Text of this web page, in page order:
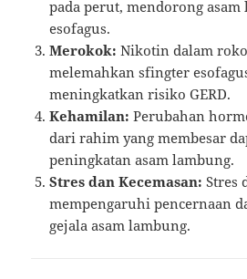
pada perut, mendorong
esofagus.
Merokok: Nikotin dalam
melemahkan sfingter
meningkatkan risiko GERD.
Kehamilan: Perubahan
dari rahim yang membesar
peningkatan asam lambung.
Stres dan Kecemasan: Stres
mempengaruhi pencernaan
gejala asam lambung.